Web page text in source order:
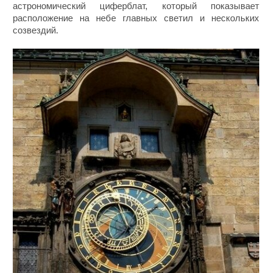
астрономический циферблат, который показывает
расположение на небе главных светил и нескольких
созвездий.